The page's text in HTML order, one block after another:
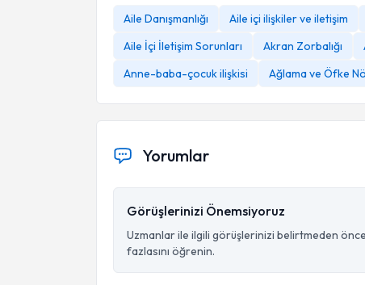
Aile Danışmanlığı Aile içi ilişkiler ve iletişim
Aile İçi İletişim Sorunları
Akran Zorbalığı
Anne-baba-çocuk ilişkisi
Ağlama ve Öfke
Yorumlar
Görüşlerinizi Önemsiyoruz
Uzmanlar ile ilgili görüşlerinizi belirtmeden önce
fazlasını öğrenin.